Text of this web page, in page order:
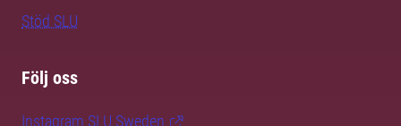
Stöd SLU
Följ oss
Instagram SLU.Sweden